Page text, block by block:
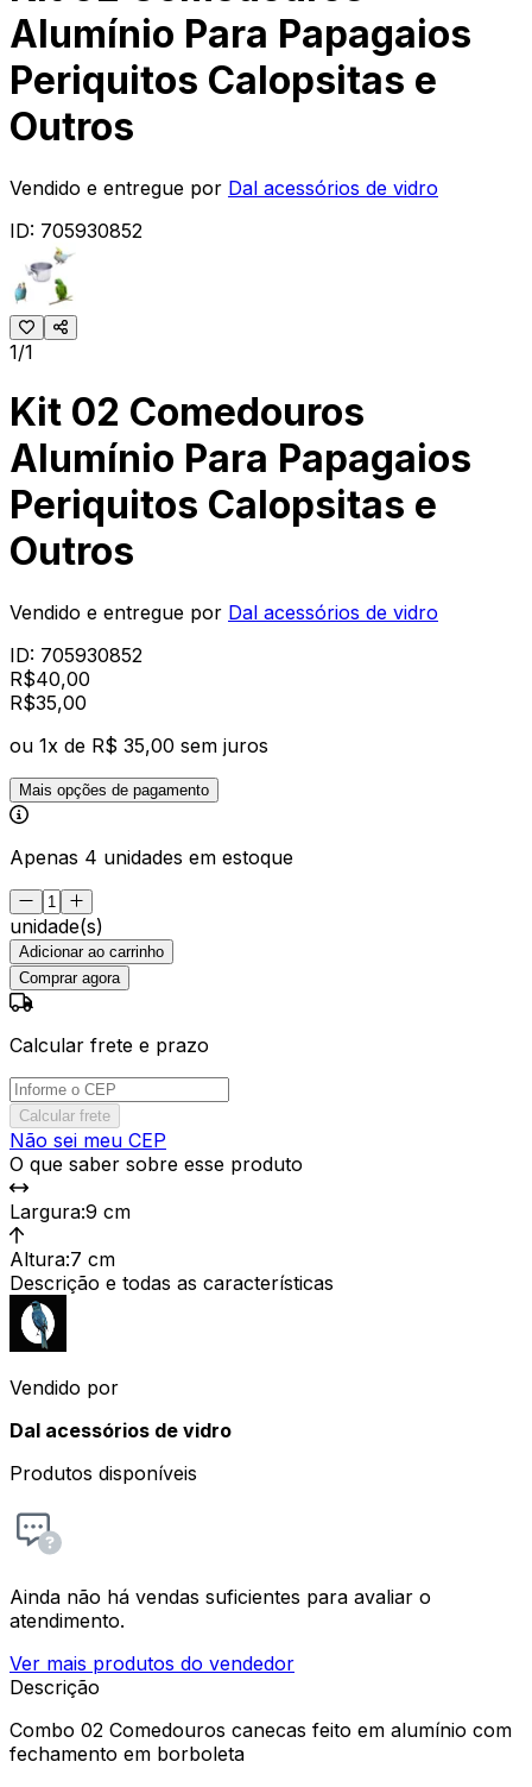
Alumínio Para Papagaios
Periquitos Calopsitas e
Outros
Vendido e entregue por Dal acessórios de vidro
ID: 705930852
1/1
Kit 02 Comedouros
Alumínio Para Papagaios
Periquitos Calopsitas e
Outros
Vendido e entregue por Dal acessórios de vidro
ID: 705930852
R$40,00
R$35,00
ou 1x de R$ 35,00 sem juros
Mais opções de pagamento
Apenas 4 unidades em estoque
unidade(s)
Adicionar ao carrinho
Comprar agora
Calcular frete e prazo
Calcular frete
Não sei meu CEP
O que saber sobre esse produto
Largura:9 cm
Altura:7 cm
Descrição e todas as características
Vendido por
Dal acessórios de vidro
Produtos disponíveis
Ainda não há vendas suficientes para avaliar o
atendimento.
Ver mais produtos do vendedor
Descrição
Combo 02 Comedouros canecas feito em alumínio com
fechamento em borboleta